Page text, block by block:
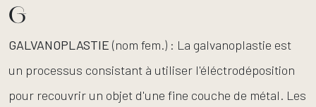
G
GALVANOPLASTIE (nom fem.) : La galvanoplastie est
un processus consistant à utiliser l'éléctrodéposition
pour recouvrir un objet d'une fine couche de métal. Les